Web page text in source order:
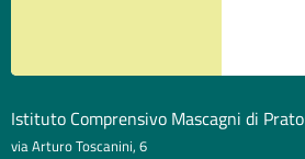
Istituto Comprensivo Mascagni di Prato
via Arturo Toscanini, 6